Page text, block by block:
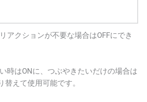
アクションが不要な場合はOFFにでき
時はONに、つぶやきたいだけの場合は
替えて使用可能です。